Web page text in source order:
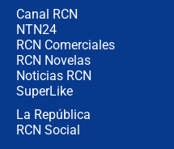
Canal RCN
NTN24
RCN Comerciales
RCN Novelas
Noticias RCN
SuperLike
La República
RCN Social